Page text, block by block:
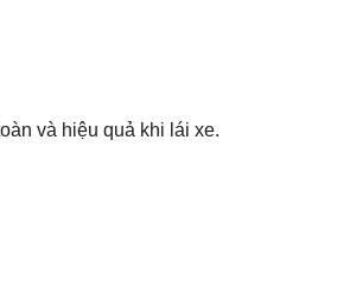
và hiệu quả khi lái xe.